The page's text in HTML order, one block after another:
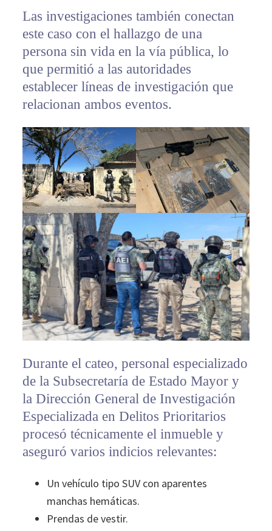
Las investigaciones también conectan
este caso con el hallazgo de una
persona sin vida en la vía pública, lo
que permitió a las autoridades
establecer líneas de investigación que
relacionan ambos eventos.
Durante el cateo, personal especializado
de la Subsecretaría de Estado Mayor y
la Dirección General de Investigación
Especializada en Delitos Prioritarios
procesó técnicamente el inmueble y
aseguró varios indicios relevantes:
Un vehículo tipo SUV con aparentes
manchas hemáticas.
Prendas de vestir.